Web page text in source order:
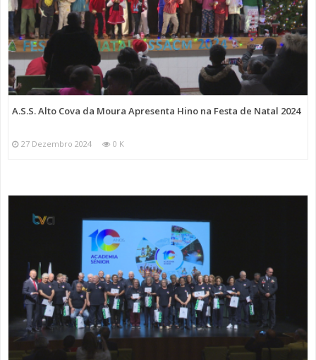
A.S.S. Alto Cova da Moura Apresenta Hino na Festa de Natal 2024
27 Dezembro 2024 0 K